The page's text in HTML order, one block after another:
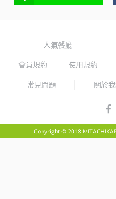
人氣餐廳
會員規約 使用規約
常見問題 關於
Copyright © 2018